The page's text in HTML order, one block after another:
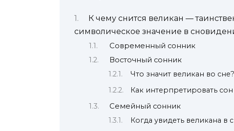
К чему снится великан —
символическое значение в
Современный сонник
Восточный сонник
Что значит великан во сне?
Как интерпретировать
Семейный сонник
Когда увидеть великана в